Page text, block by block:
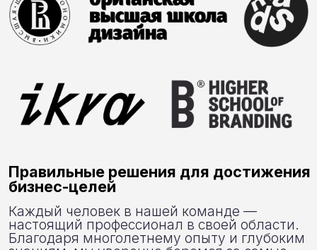
Отправить
Контакты
Алексей Комиссаров